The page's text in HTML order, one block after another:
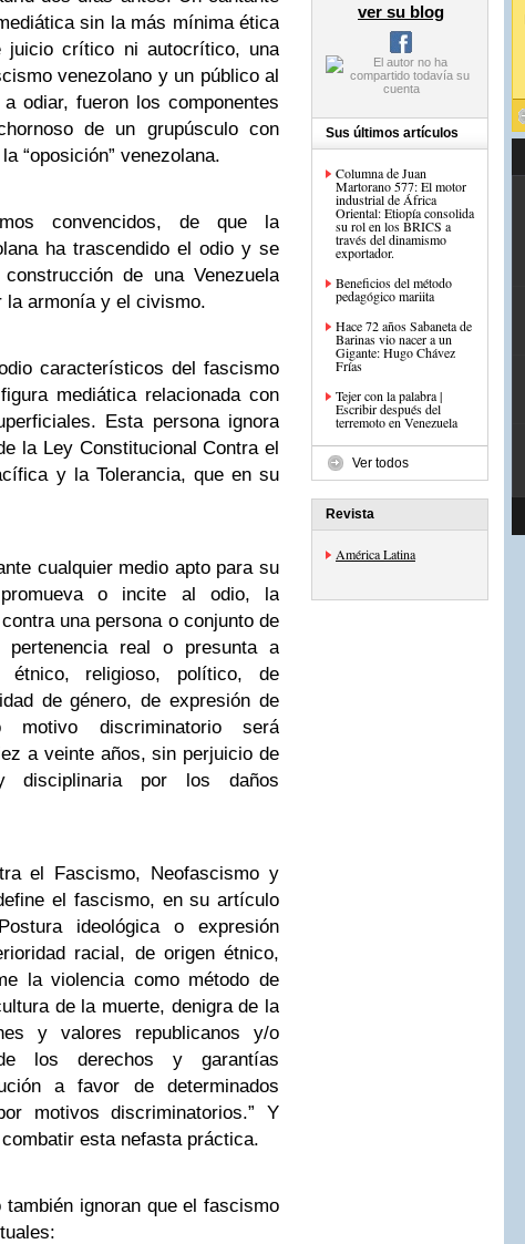
sin la más mínima ética
juicio crítico ni autocrítico, una
venezolano y un público al
odiar, fueron los componentes
de un grupúsculo con
“oposición” venezolana.
convencidos, de que la
ha trascendido el odio y se
de una Venezuela
la armonía y el civismo.
característicos del fascismo
mediática relacionada con
Esta persona ignora
la Ley Constitucional Contra el
y la Tolerancia, que en su
cualquier medio apto para su
o incite al odio, la
una persona o conjunto de
real o presunta a
étnico, religioso, político, de
de género, de expresión de
discriminatorio será
a veinte años, sin perjuicio de
disciplinaria por los daños
el Fascismo, Neofascismo y
el fascismo, en su artículo
ideológica o expresión
racial, de origen étnico,
la violencia como método de
de la muerte, denigra de la
y valores republicanos y/o
los derechos y garantías
a favor de determinados
motivos discriminatorios.” Y
esta nefasta práctica.
ignoran que el fascismo
ver su blog
Sus últimos artículos
Columna de Juan
Martorano 577: El motor
industrial de África
Oriental: Etiopía consolida
su rol en los BRICS a
través del dinamismo
exportador.
Beneficios del método
pedagógico mariita
Hace 72 años Sabaneta de
Barinas vio nacer a un
Gigante: Hugo Chávez
Frías
Tejer con la palabra |
Escribir después del
terremoto en Venezuela
Ver todos
Revista
América Latina